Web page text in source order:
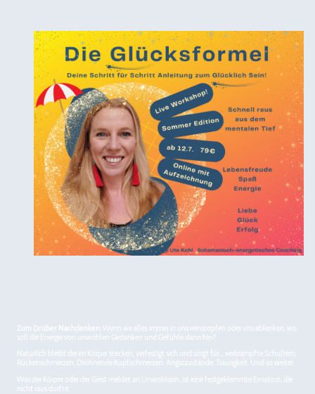
Zum Drüber Nachdenken: Wenn wir alles immer in uns reinstopfen oder uns ablenken, wo
soll die Energie von unwohlen Gedanken und Gefühle dann hin?
Natürlich bleibt die im Körper stecken, verfestigt sich und sorgt für... verkrampfte Schultern.
Rückenschmerzen. Dröhnende Kopfschmerzen. Angstzustände. Traurigkeit. Und so weiter.
Was der Körper oder der Geist meldet an Unwohlsein, ist eine festgeklemmte Emotion, die
nicht raus durfte.